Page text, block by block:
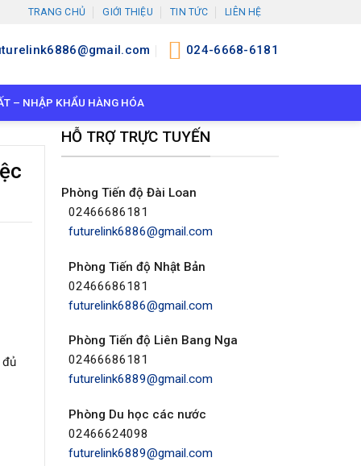
TRANG CHỦ GIỚI THIỆU TIN TỨC LIÊN HỆ
024-6668-6181
– NHẬP KHẨU HÀNG HÓA
đủ
HỖ TRỢ TRỰC TUYẾN
Phòng Tiến độ Đài Loan
02466686181
futurelink6886@gmail.com
Phòng Tiến độ Nhật Bản
02466686181
futurelink6886@gmail.com
Phòng Tiến độ Liên Bang Nga
02466686181
futurelink6889@gmail.com
Phòng Du học các nước
02466624098
futurelink6889@gmail.com